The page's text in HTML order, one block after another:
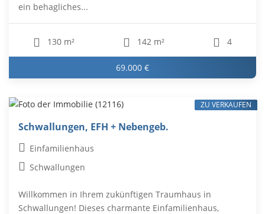
ein behagliches...
130 m² 142 m² 4
69.000 €
Schwallungen, EFH + Nebengeb.
Einfamilienhaus
Schwallungen
Willkommen in Ihrem zukünftigen Traumhaus in
Schwallungen! Dieses charmante Einfamilienhaus,
ZU VERKAUFEN